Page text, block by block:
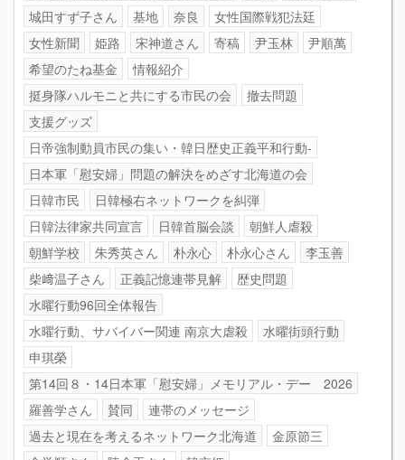
城田すず子さん
基地 奈良
女性国際戦犯法廷
女性新聞
姫路 宋神道さん 寄稿 尹玉林
尹順萬
希望のたね基金
情報紹介
挺身隊ハルモニと共にする市民の会
撤去問題
支援グッズ
日帝強制動員市民の集い・韓日歴史正義平和行動-
日本軍「慰安婦」問題の解決をめざす北海道の会
日韓市民
日韓極右ネットワークを糾弾
日韓法律家共同宣言
日韓首脳会談
朝鮮人虐殺
朝鮮学校
朱秀英さん 朴永心 朴永心さん
李玉善
柴﨑温子さん
正義記憶連帯見解
歴史問題
水曜行動96回全体報告
水曜行動、サバイバー関連 南京大虐殺
水曜街頭行動
申琪榮
第14回８・14日本軍「慰安婦」メモリアル・デー 2026
羅善学さん
賛同
連帯のメッセージ
過去と現在を考えるネットワーク北海道
金原節三